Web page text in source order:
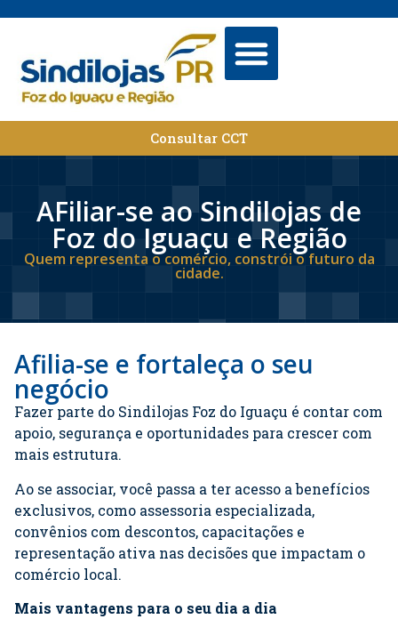
Consultar CCT
AFiliar-se ao Sindilojas de
Foz do Iguaçu e Região
Quem representa o comércio, constrói o futuro da
cidade.
Afilia-se e fortaleça o seu
negócio
Fazer parte do Sindilojas Foz do Iguaçu é contar com
apoio, segurança e oportunidades para crescer com
mais estrutura.
Ao se associar, você passa a ter acesso a benefícios
exclusivos, como assessoria especializada,
convênios com descontos, capacitações e
representação ativa nas decisões que impactam o
comércio local.
Mais vantagens para o seu dia a dia